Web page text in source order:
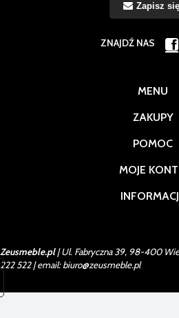
MENU
ZAKUPY
POMOC
MOJE
Zapisz się
ZNAJDŹ NAS
Zeusmeble.pl| Ul. Fabryczna 39, 98-400
222 522| email:biuro@zeusmeble.pl